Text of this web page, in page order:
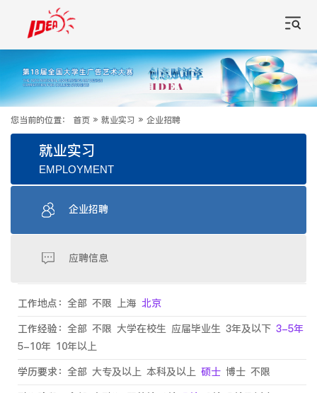
您当前的位置： 首页 » 就业实习 » 企业招聘
就业实习
EMPLOYMENT
企业招聘
应聘信息
工作地点： 全部 不限 上海 北京
工作经验： 全部 不限 大学在校生 应届毕业生 3年及以下 3-5年
5-10年 10年以上
学历要求： 全部 大专及以上 本科及以上 硕士 博士 不限